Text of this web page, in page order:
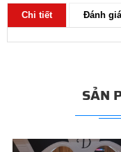
Chi tiết Đánh giá
SẢN